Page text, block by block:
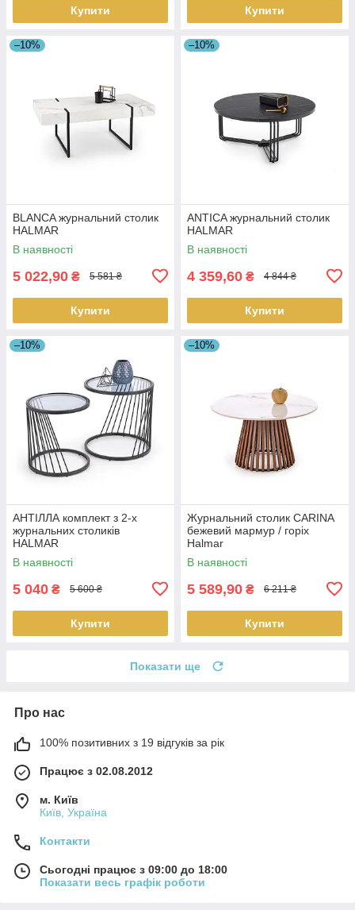
Купити Купити
–10%
BLANCA журнальний столик
HALMAR
В наявності
5 022,90 ₴ 5 581 ₴
Купити
–10%
ANTICA журнальний столик
HALMAR
В наявності
4 359,60 ₴ 4 844 ₴
Купити
–10%
АНТІЛЛА комплект з 2-х
журнальних столиків
HALMAR
В наявності
5 040 ₴ 5 600 ₴
Купити
–10%
Журнальний столик CARINA
бежевий мармур / горіх
Halmar
В наявності
5 589,90 ₴ 6 211 ₴
Купити
Показати ще
Про нас
100% позитивних з 19 відгуків за рік
Працює з 02.08.2012
м. Київ
Київ, Україна
Контакти
Сьогодні працює з 09:00 до 18:00
Показати весь графік роботи